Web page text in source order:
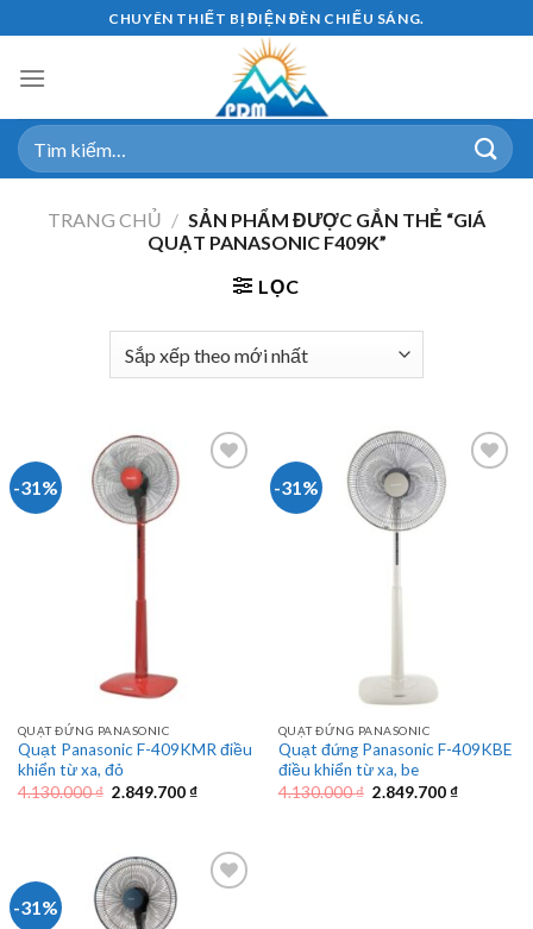
to
content
CHUYÊN THIẾT BỊ ĐIỆN ĐÈN CHIẾU SÁNG.
Tìm
kiếm:
TRANG CHỦ / SẢN PHẨM ĐƯỢC GẮN THẺ “GIÁ
QUẠT PANASONIC F409K”
LỌC
-31%
QUẠT ĐỨNG PANASONIC
Quạt Panasonic F-409KMR điều
khiển từ xa, đỏ
4.130.000₫ Giá
2.849.700₫Giá
2.849.700 ₫.
-31%
QUẠT ĐỨNG PANASONIC
Quạt đứng Panasonic F-409KBE
điều khiển từ xa, be
4.130.000₫ Giá
2.849.700₫Giá
-31%